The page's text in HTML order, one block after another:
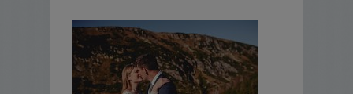
- wszystkie zdjęcia w wysokiej rozdzielczości
na płycie CD
eksluzywna fotoksiążka, 20
rozkładówek 30x60 cm